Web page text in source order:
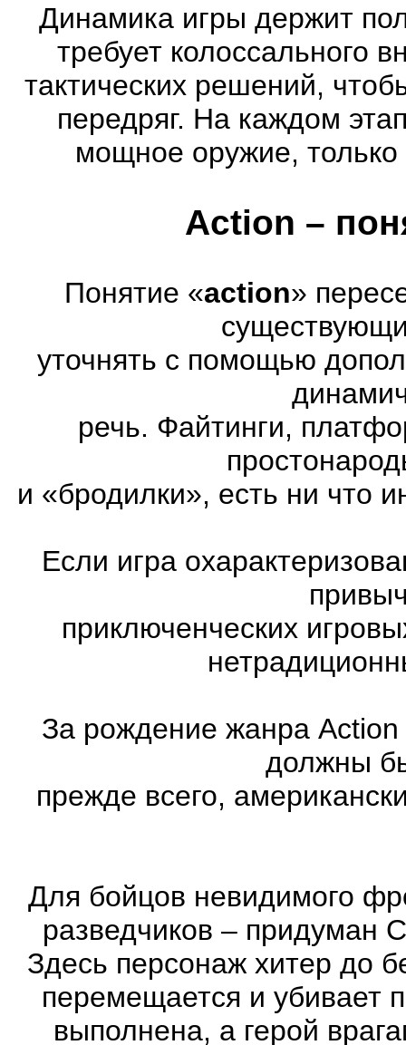
Динамика игры держит
требует колоссального
тактических решений,
передряг. На каждом
мощное оружие, только
Action –
Понятие «action»
уточнять с помощью
речь. Файтинги,
и «бродилки», есть ни что
Если игра
приключенческих
За рождение жанра
должны
прежде всего,
Для бойцов невидимого
разведчиков – придуман
Здесь персонаж хитер до
перемещается и убивает
выполнена, а герой